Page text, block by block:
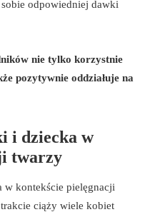
odpowiedniej dawki
nie tylko korzystnie
pozytywnie oddziałuje na
i dziecka w
twarzy
w kontekście pielęgnacji
ciąży wiele kobiet